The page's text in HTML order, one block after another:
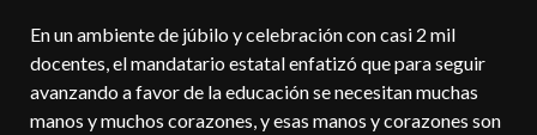
En un ambiente de júbilo y celebración con casi 2 mil
docentes, el mandatario estatal enfatizó que para seguir
avanzando a favor de la educación se necesitan muchas
manos y muchos corazones, y esas manos y corazones son